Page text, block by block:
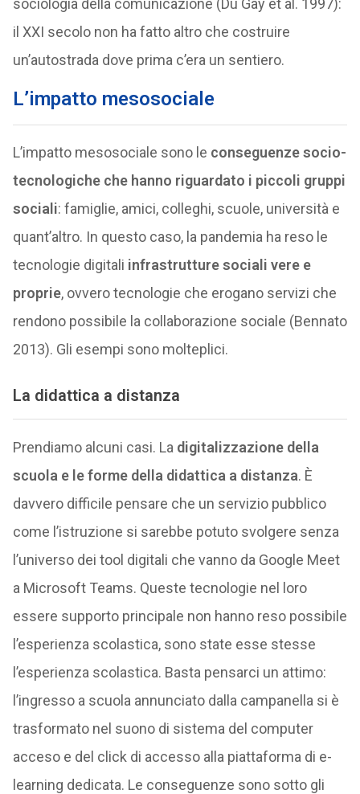
sociologia della comunicazione (Du Gay et al. 1997):
il XXI secolo non ha fatto altro che costruire
un’autostrada dove prima c’era un sentiero.
L’impatto mesosociale
L’impatto mesosociale sono le conseguenze socio-
tecnologiche che hanno riguardato i piccoli gruppi
sociali: famiglie, amici, colleghi, scuole, università e
quant’altro. In questo caso, la pandemia ha reso le
tecnologie digitali infrastrutture sociali vere e
proprie, ovvero tecnologie che erogano servizi che
rendono possibile la collaborazione sociale (Bennato
2013). Gli esempi sono molteplici.
La didattica a distanza
Prendiamo alcuni casi. La digitalizzazione della
scuola e le forme della didattica a distanza. È
davvero difficile pensare che un servizio pubblico
come l’istruzione si sarebbe potuto svolgere senza
l’universo dei tool digitali che vanno da Google Meet
a Microsoft Teams. Queste tecnologie nel loro
essere supporto principale non hanno reso possibile
l’esperienza scolastica, sono state esse stesse
l’esperienza scolastica. Basta pensarci un attimo:
l’ingresso a scuola annunciato dalla campanella si è
trasformato nel suono di sistema del computer
acceso e del click di accesso alla piattaforma di e-
learning dedicata. Le conseguenze sono sotto gli